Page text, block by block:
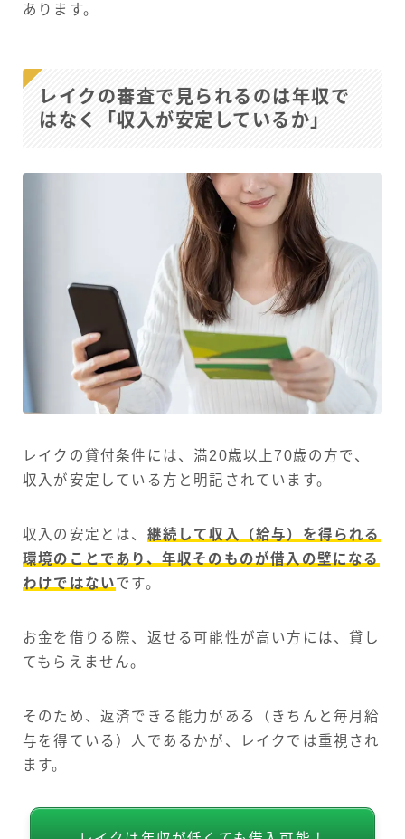
あります。
レイクの審査で見られるのは年収で
はなく「収入が安定しているか」
レイクの貸付条件には、満20歳以上70歳の方で、
収入が安定している方と明記されています。
収入の安定とは、 継続して収入（給与）を得られる
環境のことであり、年収そのものが借入の壁になる
わけではないです。
お金を借りる際、返せる可能性が高い方には、貸し
てもらえません。
そのため、返済できる能力がある（きちんと毎月給
与を得ている）人であるかが、レイクでは重視され
ます。